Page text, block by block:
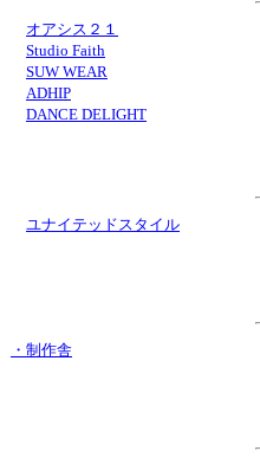
オアシス２１
Studio Faith
SUW WEAR
ADHIP
DANCE DELIGHT
ユナイテッドスタイル
・制作舎